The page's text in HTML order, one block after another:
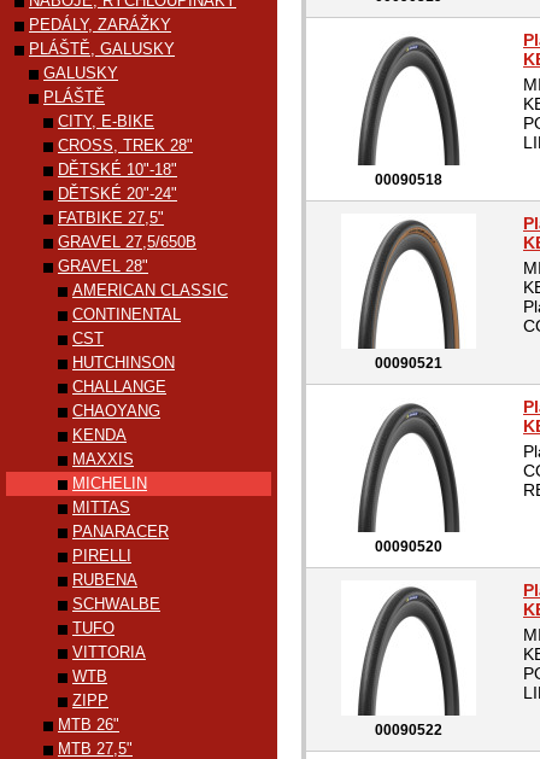
00090518
00090521
00090520
00090522
PEDÁLY, ZARÁŽKY
PLÁŠTĚ, GALUSKY
GALUSKY
PLÁŠTĚ
CITY, E-BIKE
CROSS, TREK 28"
DĚTSKÉ 10"-18"
DĚTSKÉ 20"-24"
FATBIKE 27,5"
GRAVEL 27,5/650B
GRAVEL 28"
AMERICAN CLASSIC
CONTINENTAL
CST
HUTCHINSON
CHALLANGE
CHAOYANG
KENDA
MAXXIS
MICHELIN
MITTAS
PANARACER
PIRELLI
RUBENA
SCHWALBE
TUFO
VITTORIA
WTB
ZIPP
MTB 26"
MTB 27,5"